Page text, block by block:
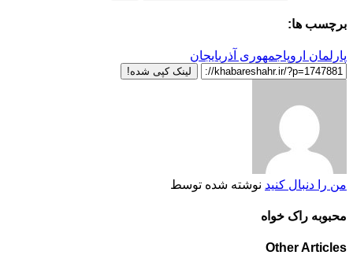
برچسب ها:
پارلمان اروپاجمهوری آذربایجان
لینک کپی شده!
من را دنبال کنید نوشته شده توسط
محبوبه راک خواه
Other Articles